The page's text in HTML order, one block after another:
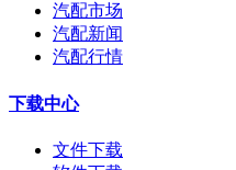
汽配市场
汽配新闻
汽配行情
下载中心
文件下载